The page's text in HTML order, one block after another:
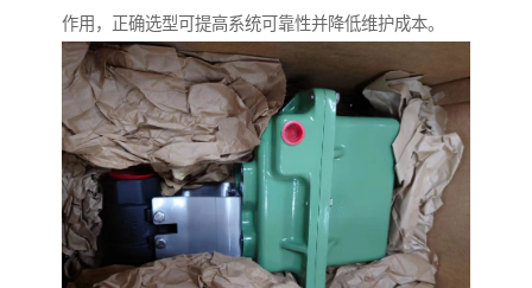
作用，正确选型可提高系统可靠性并降低维护成本。